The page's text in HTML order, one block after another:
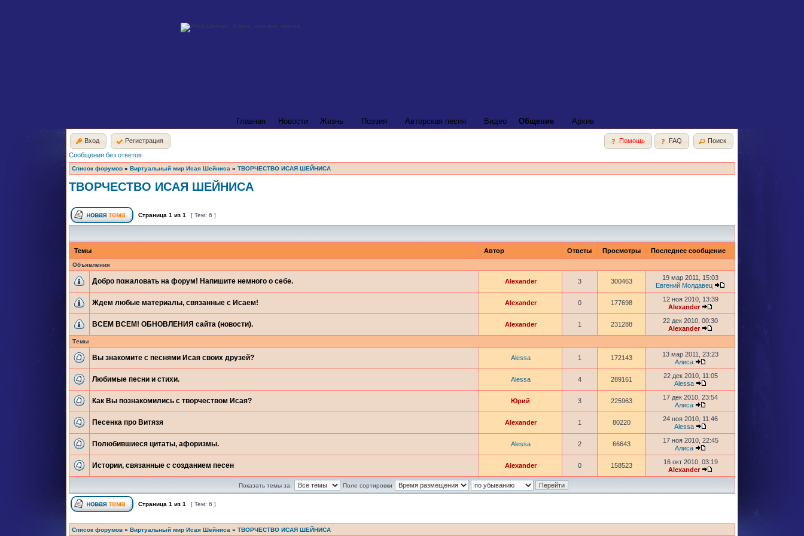
Главная Новости Жизнь Поэзия Авторская песня Видео Общение Архив
Вход Регистрация Помощь FAQ
Поиск
Сообщения без ответов
Список форумов » Виртуальный мир Исая Шейниса » ТВОРЧЕСТВО ИСАЯ ШЕЙНИСА
ТВОРЧЕСТВО ИСАЯ ШЕЙНИСА
Страница 1 из 1 [ Тем: 6 ]
Темы Автор Ответы Просмотры Последнее сообщение
Объявления
Добро пожаловать на форум! Напишите немного о себе. Alexander 3 300463
19 мар 2011, 15:03
Евгений Молдавец
Ждем любые материалы, связанные с Исаем! Alexander 0 177698
12 ноя 2010, 13:39
Alexander
ВСЕМ ВСЕМ! ОБНОВЛЕНИЯ сайта (новости). Alexander 1 231288
22 дек 2010, 00:30
Alexander
Темы
Вы знакомите с песнями Исая своих друзей? Alessa 1 172143
13 мар 2011, 23:23
Алиса
Любимые песни и стихи. Alessa 4 289161
22 дек 2010, 11:05
Alessa
Как Вы познакомились с творчеством Исая? Юрий 3 225963
17 дек 2010, 23:54
Алиса
Песенка про Витязя Alexander 1 80220
24 ноя 2010, 11:46
Alessa
Полюбившиеся цитаты, афоризмы. Alessa 2 66643
17 ноя 2010, 22:45
Алиса
Истории, связанные с созданием песен Alexander 0 158523
16 окт 2010, 03:19
Alexander
Показать темы за: Поле сортировки
Страница 1 из 1 [ Тем: 6 ]
Список форумов » Виртуальный мир Исая Шейниса » ТВОРЧЕСТВО ИСАЯ ШЕЙНИСА